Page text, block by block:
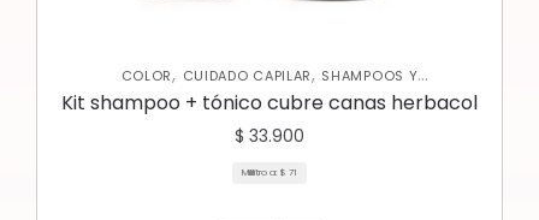
COLOR, CUIDADO CAPILAR, SHAMPOOS Y
ACONDICIONADORES
Kit shampoo + tónico cubre canas herbacol
$ 33.900
Mililitro a: $ 71